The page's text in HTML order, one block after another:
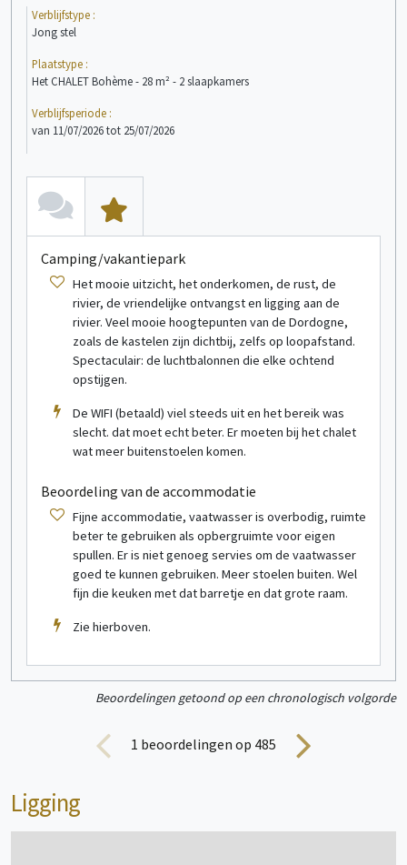
bekijk meer informatie
Stacaravan 6 persoon/personen
Verblijfstype :
Jong stel
Plaatstype :
Het CHALET Bohème - 28 m² - 2 slaapkamers
Verblijfsperiode :
van 11/07/2026 tot 25/07/2026
Camping/vakantiepark
Het mooie uitzicht, het onderkomen, de rust, de
rivier, de vriendelijke ontvangst en ligging aan de
rivier. Veel mooie hoogtepunten van de Dordogne,
zoals de kastelen zijn dichtbij, zelfs op loopafstand.
Spectaculair: de luchtbalonnen die elke ochtend
opstijgen.
De WIFI (betaald) viel steeds uit en het bereik was
slecht. dat moet echt beter. Er moeten bij het chalet
wat meer buitenstoelen komen.
Beoordeling van de accommodatie
Fijne accommodatie, vaatwasser is overbodig, ruimte
beter te gebruiken als opbergruimte voor eigen
spullen. Er is niet genoeg servies om de vaatwasser
goed te kunnen gebruiken. Meer stoelen buiten. Wel
fijn die keuken met dat barretje en dat grote raam.
Zie hierboven.
Beoordelingen getoond op een chronologisch volgorde
1 beoordelingen op 485
Ligging